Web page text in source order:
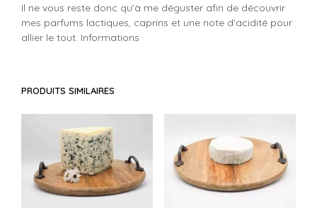
Il ne vous reste donc qu’à me déguster afin de découvrir
mes parfums lactiques, caprins et une note d’acidité pour
allier le tout. Informations
PRODUITS SIMILAIRES